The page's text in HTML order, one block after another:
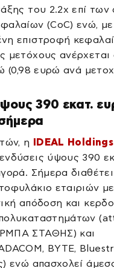
του 2.2x επί των
(CoC) ενώ,
επιστροφή
μετόχους ανέρχεται
(0,98 ευρώ ανά
390 εκατ.
η IDEAL Holdings
ύψους 390
Σήμερα διαθέτει
εταιριών
απόδοση και
ΣΤΑΘΗΣ) και
BYTE,
ενώ απασχολεί